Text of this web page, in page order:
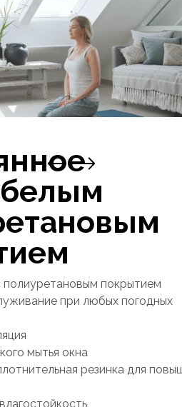
покрытием
при любых погодных
мытья окна
резинка для